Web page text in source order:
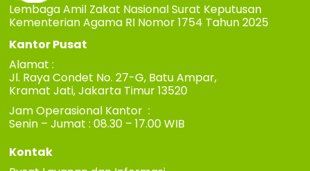
Lembaga Amil Zakat Nasional Surat Keputusan
Kementerian Agama RI Nomor 1754 Tahun 2025
Kantor Pusat
Alamat :
Jl. Raya Condet No. 27-G, Batu Ampar,
Kramat Jati, Jakarta Timur 13520
Jam Operasional Kantor :
Senin – Jumat : 08.30 – 17.00 WIB
Kontak